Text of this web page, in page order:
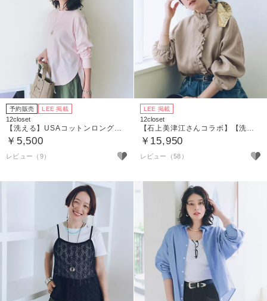
予約販売 LEE 掲載
12closet
【洗える】USAコットンロングスリーブTシャツ
￥5,500
レビュー（9）
LEE 掲載
12closet
【石上美津江さんコラボ】【洗える】リネンフリルブラウス
￥15,950
レビュー（58）